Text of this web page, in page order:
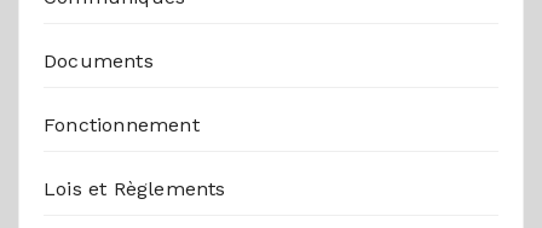
Documents
Fonctionnement
Lois et Règlements